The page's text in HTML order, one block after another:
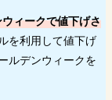
ィークで値下げさ
を利用して値下げ
ルデンウィークを